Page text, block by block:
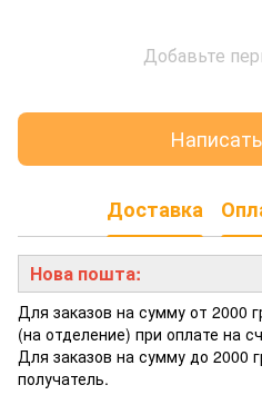
Добавьте
Доставка
Нова пошта:
Для заказов на сумму от 2000
(на отделение) при оплате на
Для заказов на сумму до 2000
получатель.